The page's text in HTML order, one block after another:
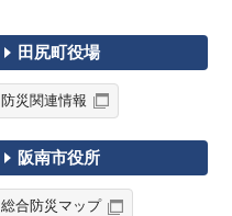
田尻町役場
防災関連情報
阪南市役所
総合防災マップ